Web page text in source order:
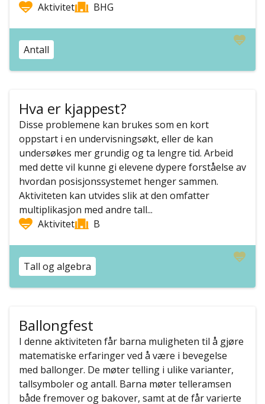
Aktivitet
BHG
Antall
Hva er kjappest?
Disse problemene kan brukes som en kort
oppstart i en undervisningsøkt, eller de kan
undersøkes mer grundig og ta lengre tid. Arbeid
med dette vil kunne gi elevene dypere forståelse av
hvordan posisjonssystemet henger sammen.
Aktiviteten kan utvides slik at den omfatter
multiplikasjon med andre tall...
Aktivitet
B
Tall og algebra
Ballongfest
I denne aktiviteten får barna muligheten til å gjøre
matematiske erfaringer ved å være i bevegelse
med ballonger. De møter telling i ulike varianter,
tallsymboler og antall. Barna møter telleramsen
både fremover og bakover, samt at de får varierte